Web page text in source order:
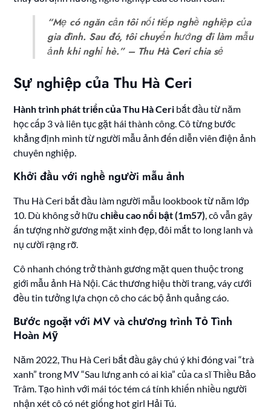
“Mẹ có ngăn cản tôi nối tiếp nghề nghiệp của
gia đình. Sau đó, tôi chuyển hướng đi làm mẫu
ảnh khi nghỉ hè.” – Thu Hà Ceri chia sẻ
Sự nghiệp của Thu Hà Ceri
Hành trình phát triển của Thu Hà Ceri bắt đầu từ năm
học cấp 3 và liên tục gặt hái thành công. Cô từng bước
khẳng định mình từ người mẫu ảnh đến diễn viên điện ảnh
chuyên nghiệp.
Khởi đầu với nghề người mẫu ảnh
Thu Hà Ceri bắt đầu làm người mẫu lookbook từ năm lớp
10. Dù không sở hữuchiều cao nổi bật (1m57), cô vẫn gây
ấn tượng nhờ gương mặt xinh đẹp, đôi mắt to long lanh và
nụ cười rạng rỡ.
Cô nhanh chóng trở thành gương mặt quen thuộc trong
giới mẫu ảnh Hà Nội. Các thương hiệu thời trang, váy cưới
đều tin tưởng lựa chọn cô cho các bộ ảnh quảng cáo.
Bước ngoặt với MV và chương trình Tỏ Tình
Hoàn Mỹ
Năm 2022, Thu Hà Ceri bắt đầu gây chú ý khi đóng vai “trà
xanh” trong MV “Sau lưng anh có ai kìa” của ca sĩ Thiều Bảo
Trâm. Tạo hình với mái tóc tém cá tính khiến nhiều người
nhận xét cô có nét giống hot girl Hải Tú.